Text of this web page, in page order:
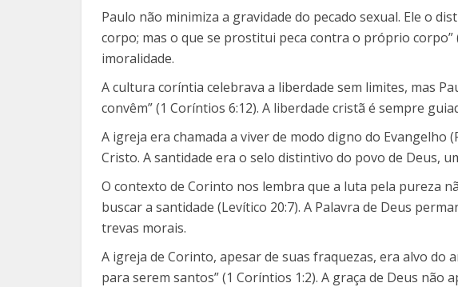
Paulo não minimiza a gravidade do pecado sexual. Ele o
corpo; mas o que se prostitui peca contra o próprio
imoralidade.
A cultura coríntia celebrava a liberdade sem limites, mas
convêm” (1 Coríntios 6:12). A liberdade cristã é sempre
A igreja era chamada a viver de modo digno do Evangelho
Cristo. A santidade era o selo distintivo do povo de Deus,
O contexto de Corinto nos lembra que a luta pela pureza
buscar a santidade (Levítico 20:7). A Palavra de Deus
trevas morais.
A igreja de Corinto, apesar de suas fraquezas, era alvo do
para serem santos” (1 Coríntios 1:2). A graça de Deus não